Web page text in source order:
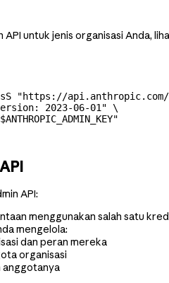
untuk jenis organisasi Anda,
"https://api.anthropic.com/
2023-06-01" \
$ANTHROPIC_ADMIN_KEY"
API:
menggunakan salah satu
mengelola:
dan peran mereka
organisasi
anggotanya